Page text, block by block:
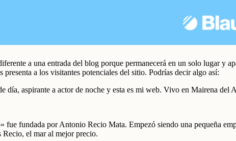
a una entrada del blog porque permanecerá en un solo lugar y
presenta a los visitantes potenciales del sitio. Podrías decir algo así:
día, aspirante a actor de noche y esta es mi web. Vivo en Mairena
fue fundada por Antonio Recio Mata. Empezó siendo una pequeña
el mar al mejor precio.